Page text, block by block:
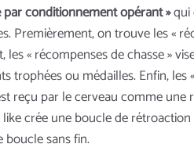
par conditionnement opérant »qui
on trouve les «
« récompenses de chasse »
ou médailles. Enfin,
reçu par le cerveau comme
crée une boucle de
boucle sans fin.